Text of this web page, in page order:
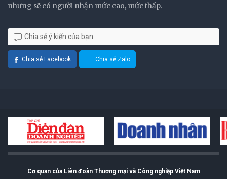
nhưng sẽ có người nhận mức cao, mức thấp.
Chia sẻ ý kiến của bạn
Chia sẻ Facebook Chia sẻ Zalo
Cơ quan của Liên đoàn Thương mại và Công nghiệp Việt Nam